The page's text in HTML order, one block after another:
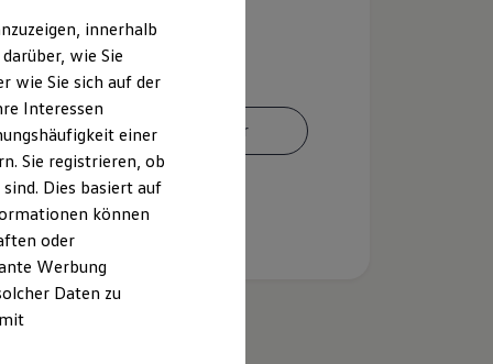
Ansprechpartner
innerhalb
wie Sie
wie Sie sich auf der
Interessen
einer
Sie registrieren, ob
Dies basiert auf
können
oder
Werbung
Daten zu